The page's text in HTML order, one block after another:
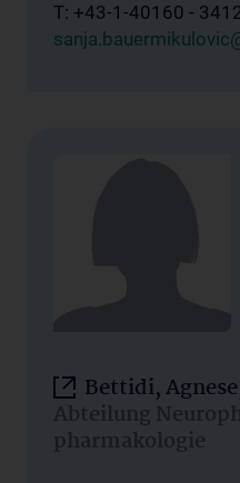
T: +43-1-40160 -
Bettidi,
Abteilung
pharmakologie